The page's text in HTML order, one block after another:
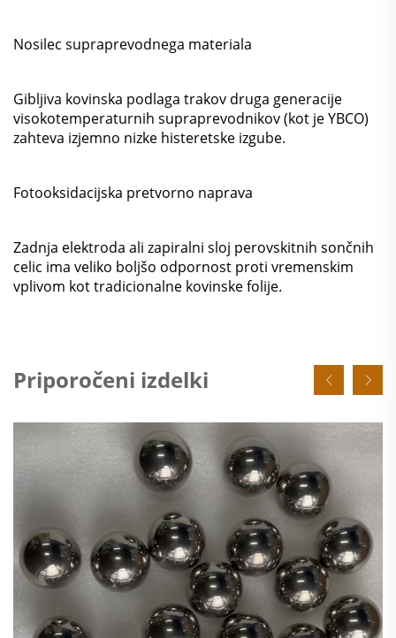
Nosilec supraprevodnega materiala
Gibljiva kovinska podlaga trakov druga generacije
visokotemperaturnih supraprevodnikov (kot je YBCO)
zahteva izjemno nizke histeretske izgube.
Fotooksidacijska pretvorno naprava
Zadnja elektroda ali zapiralni sloj perovskitnih sončnih
celic ima veliko boljšo odpornost proti vremenskim
vplivom kot tradicionalne kovinske folije.
Priporočeni izdelki